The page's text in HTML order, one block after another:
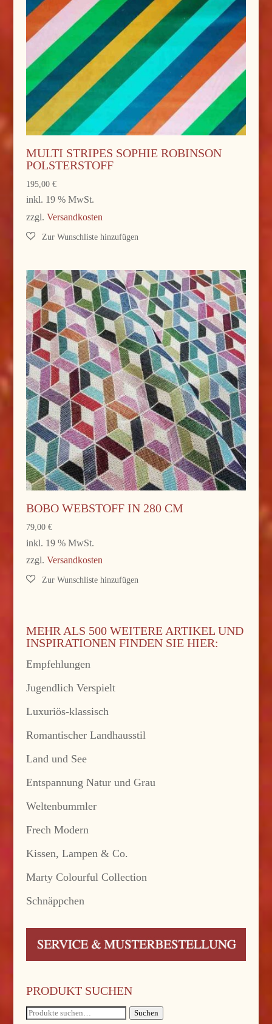
MULTI STRIPES SOPHIE ROBINSON
POLSTERSTOFF
195,00 €
inkl. 19 % MwSt.
zzgl. Versandkosten
BOBO WEBSTOFF IN 280 CM
79,00 €
inkl. 19 % MwSt.
zzgl. Versandkosten
MEHR ALS 500 WEITERE ARTIKEL UND
INSPIRATIONEN FINDEN SIE HIER:
Empfehlungen
Jugendlich Verspielt
Luxuriös-klassisch
Romantischer Landhausstil
Land und See
Entspannung Natur und Grau
Weltenbummler
Frech Modern
Kissen, Lampen & Co.
Marty Colourful Collection
Schnäppchen
PRODUKT SUCHEN
Suche
Suchen